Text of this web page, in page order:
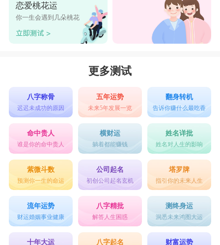
点好生活细节和人际关系，以便他们能安心投入到
事业中，而这个人显然非
女生莫属。
双鱼男
撞出很多有趣的火花。在双鱼男看来，蛮横的狮子
女就像无邪的小孩一般可爱，因而他们也是尽可能
的宠着她们，满足她们的各种要求。
星座乐原创文章，转载需注明出处
恋爱桃花运
你一生会遇到几朵桃花
更多测试
八字称骨
迟迟未成功的原因
五年运势
未来5年发展一览
翻身转机
告诉你赚什么最吃香
命中贵人
谁是你的命中贵人
横财运
躺着都能赚钱
姓名详批
姓名对人生的影响
紫微斗数
预测你一生的命运
公司起名
初创公司起名玄机
塔罗牌
指引你的未来人生
流年运势
财运婚姻事业健康
八字精批
解答人生困惑
测终身运
洞悉未来鸿图大运
十年大运 八字起名 财富运势